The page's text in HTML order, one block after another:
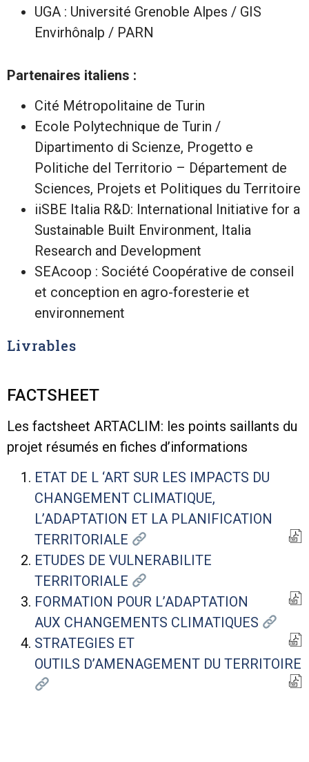
UGA : Université Grenoble Alpes / GIS
Envirhônalp / PARN
Partenaires italiens :
Cité Métropolitaine de Turin
Ecole Polytechnique de Turin /
Dipartimento di Scienze, Progetto e
Politiche del Territorio – Département de
Sciences, Projets et Politiques du Territoire
iiSBE Italia R&D: International Initiative for a
Sustainable Built Environment, Italia
Research and Development
SEAcoop : Société Coopérative de conseil
et conception en agro-foresterie et
environnement
Livrables
FACTSHEET
Les factsheet ARTACLIM: les points saillants du
projet résumés en fiches d’informations
ETAT DE L ‘ART SUR LES IMPACTS DU
CHANGEMENT CLIMATIQUE,
L’ADAPTATION ET LA PLANIFICATION
TERRITORIALE
ETUDES DE VULNERABILITE
TERRITORIALE
FORMATION POUR L’ADAPTATION
AUX CHANGEMENTS CLIMATIQUES
STRATEGIES ET
OUTILS D’AMENAGEMENT DU TERRITOIRE